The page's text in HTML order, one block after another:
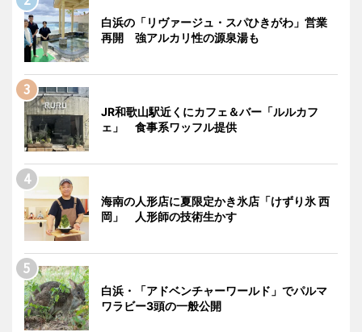
白浜の「リヴァージュ・スパひきがわ」営業
再開 強アルカリ性の源泉湯も
JR和歌山駅近くにカフェ＆バー「ルルカフ
ェ」 食事系ワッフル提供
海南の人形店に夏限定かき氷店「けずり氷 西
岡」 人形師の技術生かす
白浜・「アドベンチャーワールド」でパルマ
ワラビー3頭の一般公開